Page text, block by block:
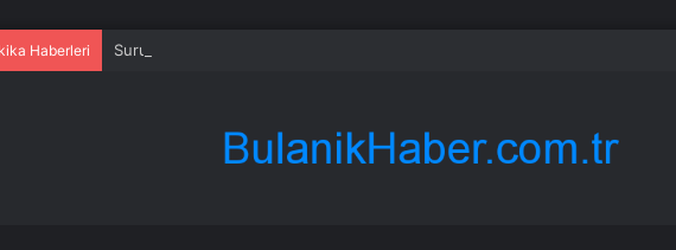
Haberleri Suruç Katliamının 11. Yılında Bodrum’dan “Hiçbir Düş Yarım Kalmayacak” Mesajı